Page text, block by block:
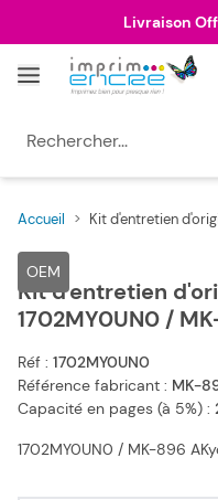
Livraison
Menu
Accueil > Kit d'entretien
OEM
Kit d'entretien
1702MY0UN0 /
Réf : 1702MY0UN0
Référence fabricant : MK-
Capacité en pages (à 5%) :
1702MY0UN0 / MK-896